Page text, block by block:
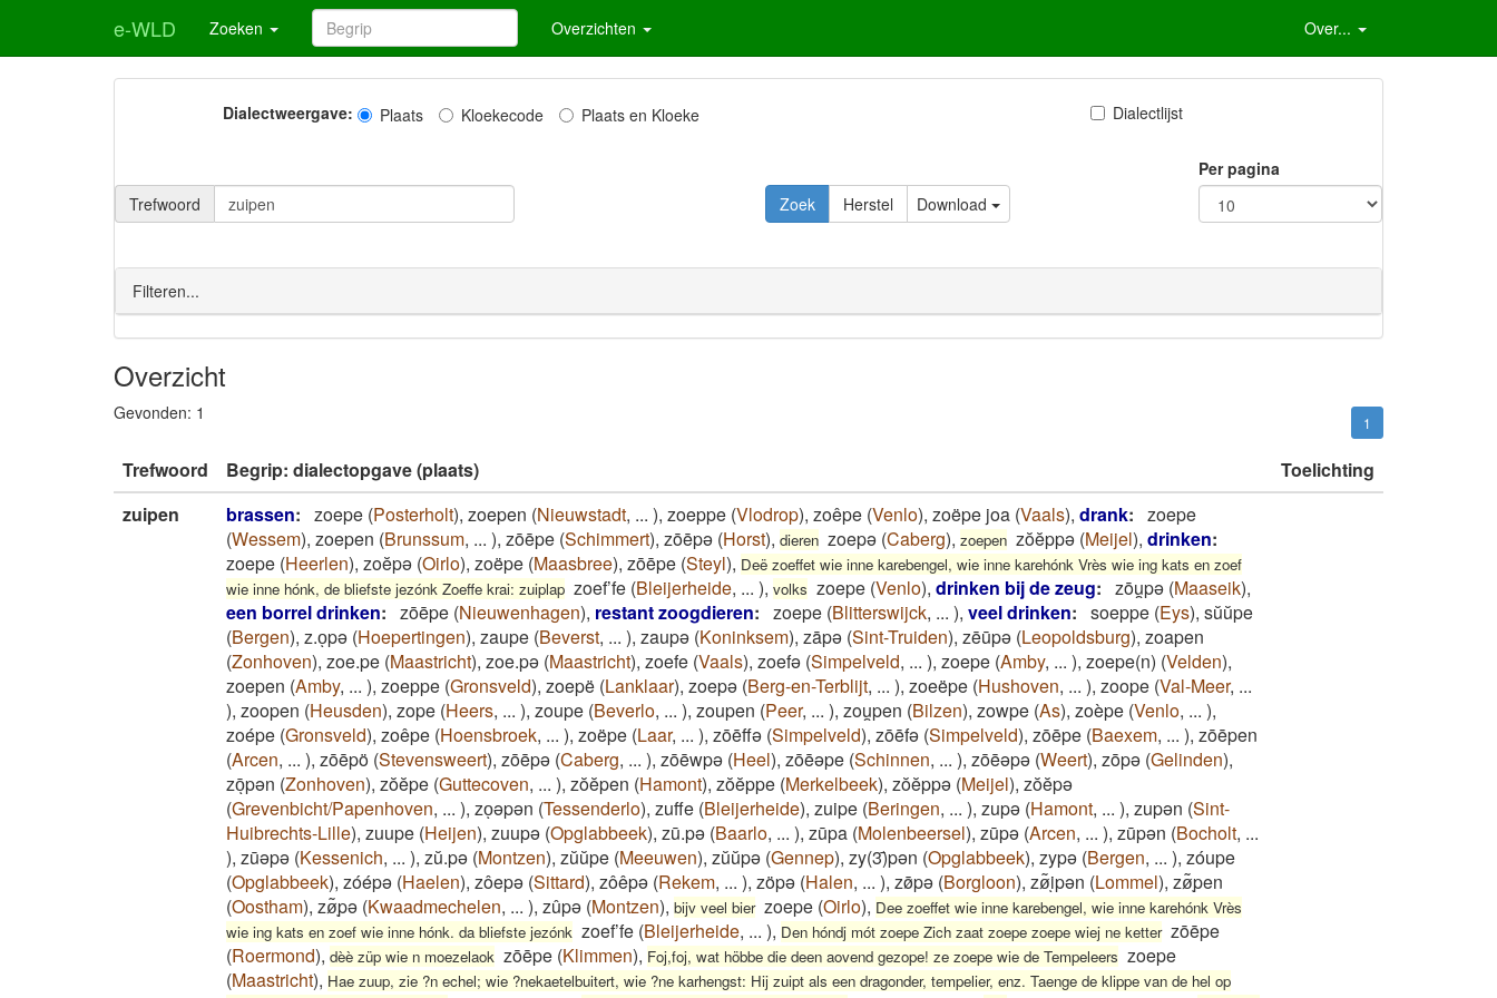
e-WLD Zoeken Overzichten Over...
Dialectweergave: Plaats Kloekecode Plaats en Kloeke Dialectlijst
Trefwoord Download
Per pagina
Filteren...
Overzicht
Gevonden: 1 1
Trefwoord Begrip: dialectopgave (plaats)
Toelichting
zuipen
brassen: zoepe (Posterholt), zoepen (Nieuwstadt, ... ), zoeppe (Vlodrop), zoêpe (Venlo), zoëpe joa (Vaals), drank: zoepe
(Wessem), zoepen (Brunssum, ... ), zōēpe (Schimmert), zōēpə (Horst), dieren zoepə (Caberg), zoepen zŏĕppə (Meijel), drinken:
zoepe (Heerlen), zoĕpə (Oirlo), zoëpe (Maasbree), zōēpe (Steyl), Deë zoeffet wie inne karebengel, wie inne karehónk Vrès wie ing kats en zoef
wie inne hónk, de bliefste jezónk Zoeffe krai: zuiplap zoef’fe (Bleijerheide, ... ), volks zoepe (Venlo), drinken bij de zeug: zōu̯pǝ (Maaseik),
een borrel drinken: zōēpe (Nieuwenhagen), restant zoogdieren: zoepe (Blitterswijck, ... ), veel drinken: soeppe (Eys), sŭŭpe
(Bergen), z.oͅpə (Hoepertingen), zaupe (Beverst, ... ), zaupə (Koninksem), zāpə (Sint-Truiden), zēūpə (Leopoldsburg), zoapen
(Zonhoven), zoe.pe (Maastricht), zoe.pə (Maastricht), zoefe (Vaals), zoefə (Simpelveld, ... ), zoepe (Amby, ... ), zoepe(n) (Velden),
zoepen (Amby, ... ), zoeppe (Gronsveld), zoepë (Lanklaar), zoepə (Berg-en-Terblijt, ... ), zoeëpe (Hushoven, ... ), zoope (Val-Meer, ...
), zoopen (Heusden), zope (Heers, ... ), zoupe (Beverlo, ... ), zoupen (Peer, ... ), zou̯pen (Bilzen), zowpe (As), zoèpe (Venlo, ... ),
zoépe (Gronsveld), zoêpe (Hoensbroek, ... ), zoëpe (Laar, ... ), zōēffə (Simpelveld), zōēfə (Simpelveld), zōēpe (Baexem, ... ), zōēpen
(Arcen, ... ), zōēpö (Stevensweert), zōēpə (Caberg, ... ), zōēwpə (Heel), zōēəpe (Schinnen, ... ), zōēəpə (Weert), zōpə (Gelinden),
zōͅpən (Zonhoven), zŏĕpe (Guttecoven, ... ), zŏĕpen (Hamont), zŏĕppe (Merkelbeek), zŏĕppə (Meijel), zŏĕpə
(Grevenbicht/Papenhoven, ... ), zoͅəpən (Tessenderlo), zuffe (Bleijerheide), zuipe (Beringen, ... ), zupə (Hamont, ... ), zupən (Sint-
Huibrechts-Lille), zuupe (Heijen), zuupə (Opglabbeek), zū.pə (Baarlo, ... ), zūpa (Molenbeersel), zūpə (Arcen, ... ), zūpən (Bocholt, ...
), zūəpə (Kessenich, ... ), zŭ.pə (Montzen), zŭŭpe (Meeuwen), zŭŭpə (Gennep), zy(3)̄pən (Opglabbeek), zypə (Bergen, ... ), zóupe
(Opglabbeek), zóépə (Haelen), zôepə (Sittard), zôêpə (Rekem, ... ), zöpə (Halen, ... ), zø̄pə (Borgloon), zø͂ͅipən (Lommel), zø͂ͅpen
(Oostham), zø͂ͅpə (Kwaadmechelen, ... ), zûpə (Montzen), bijv veel bier zoepe (Oirlo), Dee zoeffet wie inne karebengel, wie inne karehónk Vrès
wie ing kats en zoef wie inne hónk. da bliefste jezónk zoef’fe (Bleijerheide, ... ), Den hóndj mót zoepe Zich zaat zoepe zoepe wiej ne ketter zōēpe
(Roermond), dèè züp wie n moezelaok zōēpe (Klimmen), Foj,foj, wat höbbe die deen aovend gezope! ze zoepe wie de Tempeleers zoepe
(Maastricht), Hae zuup, zie ?n echel; wie ?nekaetelbuitert, wie ?ne karhengst: Hij zuipt als een dragonder, tempelier, enz. Taenge de klippe van de hel op